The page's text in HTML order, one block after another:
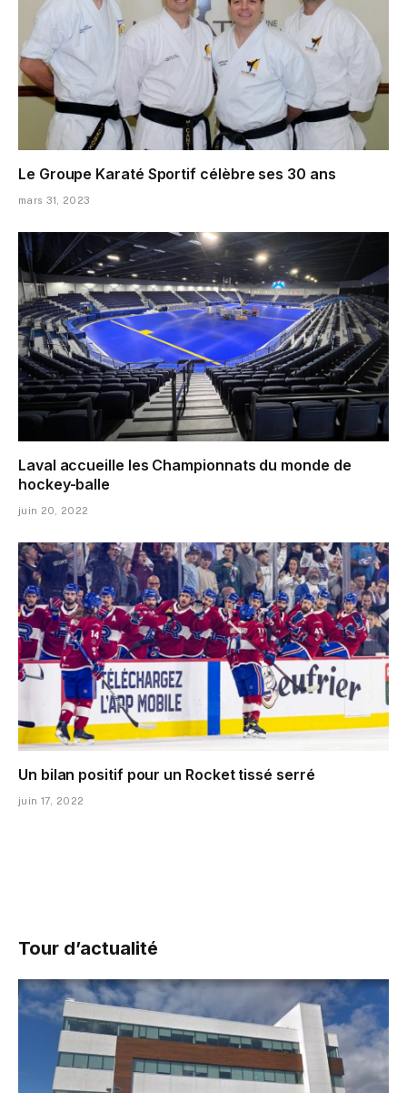
Le Groupe Karaté Sportif célèbre ses 30 ans
mars 31, 2023
Laval accueille les Championnats du monde de
hockey-balle
juin 20, 2022
Un bilan positif pour un Rocket tissé serré
juin 17, 2022
Tour d’actualité